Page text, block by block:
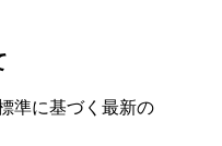
準に基づく最新の